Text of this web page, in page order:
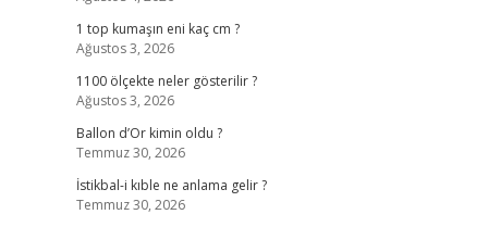
1 top kumaşın eni kaç cm ?
Ağustos 3, 2026
1100 ölçekte neler gösterilir ?
Ağustos 3, 2026
Ballon d’Or kimin oldu ?
Temmuz 30, 2026
İstikbal-i kıble ne anlama gelir ?
Temmuz 30, 2026